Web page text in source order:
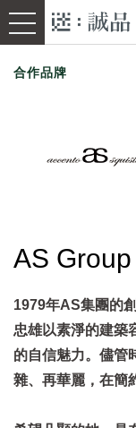
合作品牌
AS Group
1979年AS集團的
忠雄以素淨的建築
的自信魅力。儘管
雜、再華麗，在簡